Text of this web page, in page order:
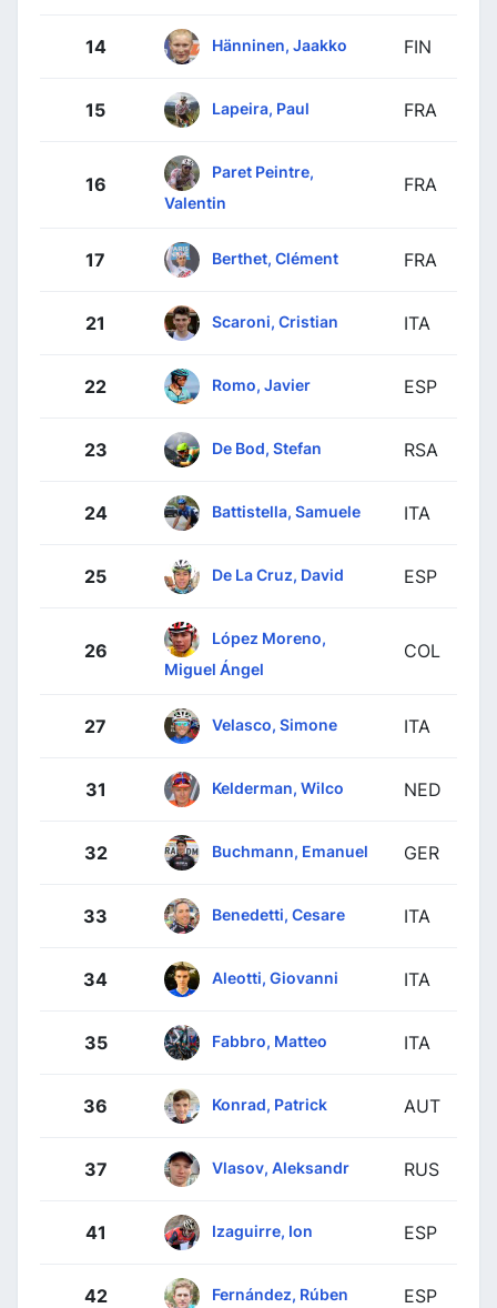
14 Hänninen, Jaakko FIN
15 Lapeira, Paul FRA
16
Paret Peintre,
Valentin
FRA
17 Berthet, Clément FRA
21 Scaroni, Cristian ITA
22 Romo, Javier ESP
23 De Bod, Stefan RSA
24 Battistella, Samuele ITA
25 De La Cruz, David ESP
26
López Moreno,
Miguel Ángel
COL
27 Velasco, Simone ITA
31 Kelderman, Wilco NED
32 Buchmann, Emanuel GER
33 Benedetti, Cesare ITA
34 Aleotti, Giovanni ITA
35 Fabbro, Matteo ITA
36 Konrad, Patrick AUT
37 Vlasov, Aleksandr RUS
41 Izaguirre, Ion ESP
42 Fernández, Rúben ESP